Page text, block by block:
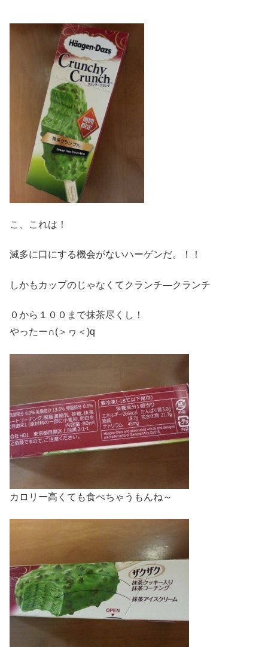
こ、これは！
滅多に口にする機会がないハーゲンだ。！！
しかもカップのじゃなくてクランチ―クランチ
０から１００まで抹茶尽くし！
やったー∩(＞ヮ＜)q
カロリー高くても食べちゃうもんね～